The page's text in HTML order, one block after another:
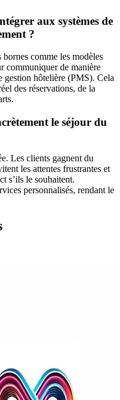
aux systèmes de
?
comme les modèles
communiquer de manière
gestion hôtelière (PMS). Cela
des réservations, de la
le séjour du
Les clients gagnent du
les attentes frustrantes et
s’ils le souhaitent.
personnalisés, rendant le